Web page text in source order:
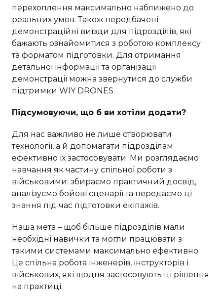
перехоплення максимально наближено до
реальних умов. Також передбачені
демонстраційні виїзди для підрозділів, які
бажають ознайомитися з роботою комплексу
та форматом підготовки. Для отримання
детальної інформації та організації
демонстрації можна звернутися до служби
підтримки WIY DRONES.
Підсумовуючи, що б ви хотіли додати?
Для нас важливо не лише створювати
технології, а й допомагати підрозділам
ефективно їх застосовувати. Ми розглядаємо
навчання як частину спільної роботи з
військовими: збираємо практичний досвід,
аналізуємо бойові сценарії та передаємо ці
знання під час підготовки екіпажів.
Наша мета – щоб більше підрозділів мали
необхідні навички та могли працювати з
такими системами максимально ефективно.
Це спільна робота інженерів, інструкторів і
військових, які щодня застосовують ці рішення
на практиці.